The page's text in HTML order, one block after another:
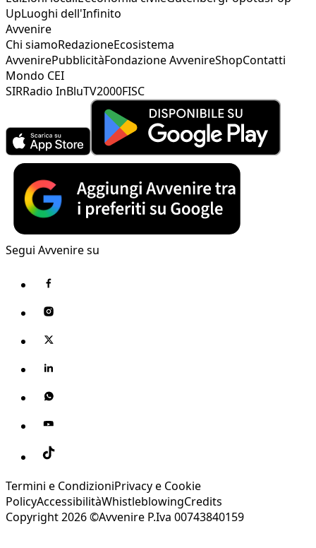
UpLuoghi dell'Infinito
Avvenire
Chi siamoRedazioneEcosistema
AvvenirePubblicitàFondazione AvvenireShopContatti
Mondo CEI
SIRRadio InBluTV2000FISC
Segui Avvenire su
Termini e CondizioniPrivacy e Cookie
PolicyAccessibilitàWhistleblowingCredits
Copyright 2026 ©Avvenire P.Iva 00743840159